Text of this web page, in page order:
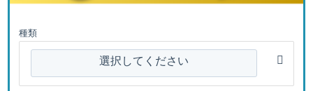
種類
選択してください